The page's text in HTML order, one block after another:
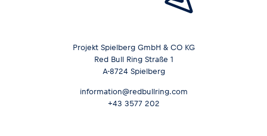
Projekt Spielberg GmbH & CO KG
Red Bull Ring Straße 1
A-8724 Spielberg
information@redbullring.com
+43 3577 202